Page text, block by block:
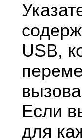
USB,
вызова
Если
для